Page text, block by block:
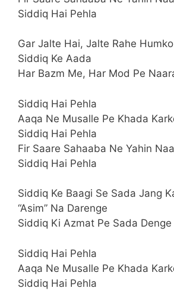
Siddiq Hai Pehla
Gar Jalte Hai, Jalte Rahe
Siddiq Ke Aada
Har Bazm Me, Har Mod Pe
Siddiq Hai Pehla
Aaqa Ne Musalle Pe Khada
Siddiq Hai Pehla
Fir Saare Sahaaba Ne Yahin
Siddiq Hai Pehla
Siddiq Ke Baagi Se Sada Jang
“Asim” Na Darenge
Siddiq Ki Azmat Pe Sada Denge
Siddiq Hai Pehla
Aaqa Ne Musalle Pe Khada
Siddiq Hai Pehla